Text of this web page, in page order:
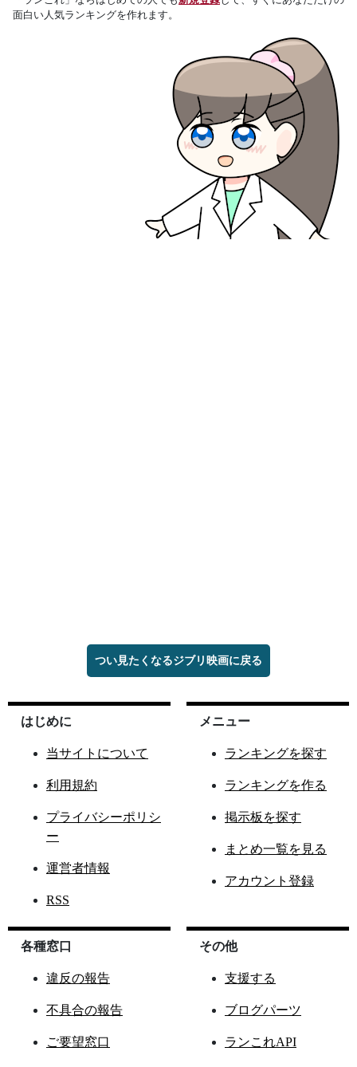
面白い人気ランキングを作れます。
つい見たくなるジブリ映画に戻る
はじめに
当サイトについて
利用規約
プライバシーポリシ
ー
運営者情報
RSS
メニュー
ランキングを探す
ランキングを作る
掲示板を探す
まとめ一覧を見る
アカウント登録
各種窓口
違反の報告
不具合の報告
ご要望窓口
その他
支援する
ブログパーツ
ランこれAPI